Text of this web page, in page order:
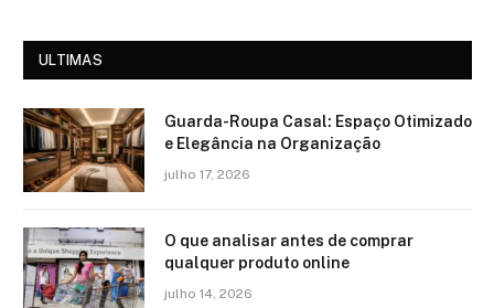
ULTIMAS
Guarda-Roupa Casal: Espaço Otimizado
e Elegância na Organização
julho 17, 2026
O que analisar antes de comprar
qualquer produto online
julho 14, 2026